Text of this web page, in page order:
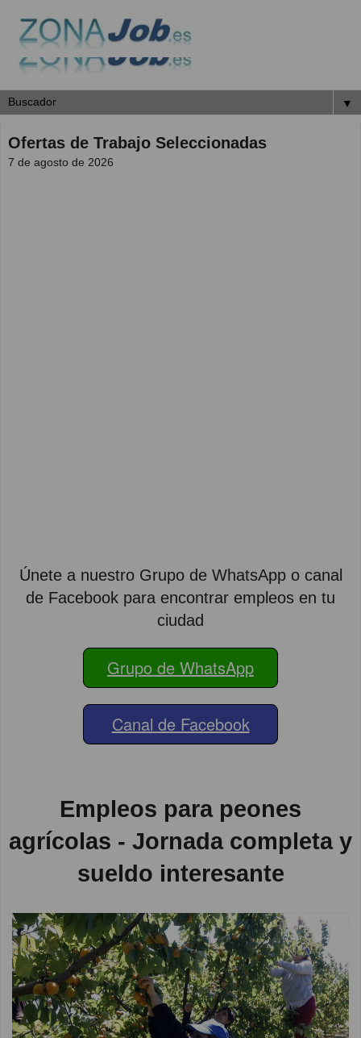
▼
Ofertas de Trabajo Seleccionadas
7 de agosto de 2026
Únete a nuestro Grupo de WhatsApp o canal
de Facebook para encontrar empleos en tu
ciudad
Grupo de WhatsApp
Canal de Facebook
Empleos para peones
agrícolas - Jornada completa y
sueldo interesante